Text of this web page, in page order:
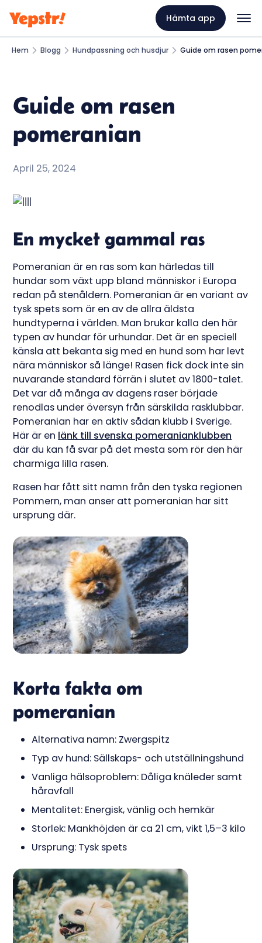
Hämta app
Hem Blogg Hundpassning och husdjur Guide om rasen
Guide om rasen
pomeranian
April 25, 2024
En mycket gammal ras
Pomeranian är en ras som kan härledas till
hundar som växt upp bland människor i Europa
redan på stenåldern. Pomeranian är en variant av
tysk spets som är en av de allra äldsta
hundtyperna i världen. Man brukar kalla den här
typen av hundar för urhundar. Det är en speciell
känsla att bekanta sig med en hund som har levt
nära människor så länge! Rasen fick dock inte sin
nuvarande standard förrän i slutet av 1800-talet.
Det var då många av dagens raser började
renodlas under översyn från särskilda rasklubbar.
Pomeranian har en aktiv sådan klubb i Sverige.
Här är en länk till svenska pomeranianklubben
där du kan få svar på det mesta som rör den här
charmiga lilla rasen.
Rasen har fått sitt namn från den tyska regionen
Pommern, man anser att pomeranian har sitt
ursprung där.
Korta fakta om
pomeranian
Alternativa namn: Zwergspitz
Typ av hund: Sällskaps- och utställningshund
Vanliga hälsoproblem: Dåliga knäleder samt
håravfall
Mentalitet: Energisk, vänlig och hemkär
Storlek: Mankhöjden är ca 21 cm, vikt 1,5–3 kilo
Ursprung: Tysk spets